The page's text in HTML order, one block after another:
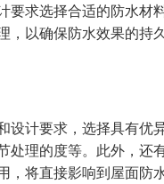
要求选择合适的防水材
，以确保防水效果的持
设计要求，选择具有优
处理的度等。此外，还
，将直接影响到屋面防